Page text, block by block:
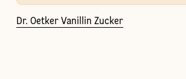
Dr. Oetker Vanillin Zucker